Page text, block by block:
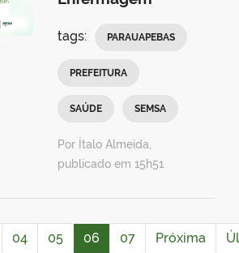
tags: PARAUAPEBAS
PREFEITURA
SAÚDE SEMSA
Por Ítalo Almeida,
publicado em 15h51
04 05 06 07 Próxima